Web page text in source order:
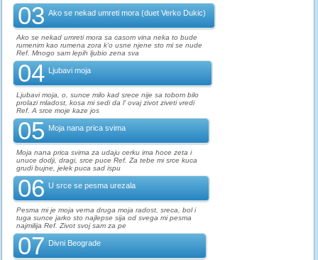
03 Ako se nekad umreti mora (duet Verko Dukic)
Ako se nekad umreti mora sa casom vina neka to bude
rumenim kao rumena zora k'o usne njene sto mi se nude
Ref. Mnogo sam lepih ljubio zena sva
04 Ljubavi moja
Ljubavi moja, o, sunce milo kad srece nije sa tobom bilo
prolazi mladost, kosa mi sedi da l' ovaj zivot ziveti vredi
Ref. A srce moje kaze jos
05 Moja nana prica svima
Moja nana prica svima za udaju cerku ima hoce zeta i
unuce dodji, dragi, srce puce Ref. Za tebe mi srce kuca
grudi bujne, jelek puca sad ispu
06 U srce se pesma urezala
Pesma mi je moja verna druga moja radost, sreca, bol i
tuga sunce jarko sto najlepse sija od svega mi pesma
najmilija Ref. Zivot svoj sam za pe
07 Divni Beograde